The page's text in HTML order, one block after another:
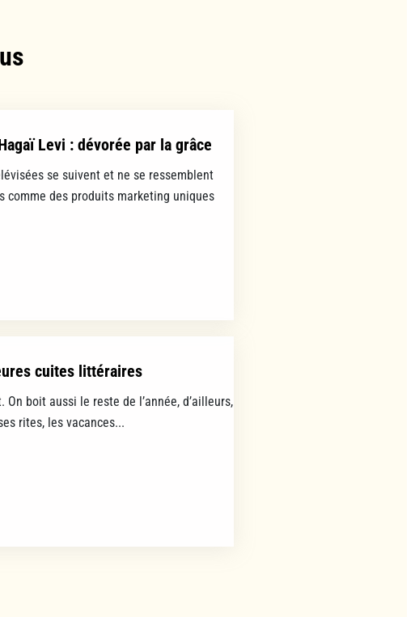
Levi : dévorée par la grâce
se suivent et ne se ressemblent
comme des produits marketing uniques
cuites littéraires
On boit aussi le reste de l’année, d’ailleurs,
rites, les vacances...